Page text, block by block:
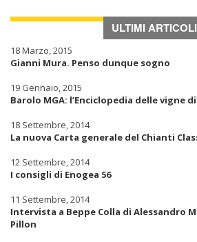
ULTIMI ARTICOLI
18 Marzo, 2015
Gianni Mura. Penso dunque sogno
19 Gennaio, 2015
Barolo MGA: l’Enciclopedia delle vigne
18 Settembre, 2014
La nuova Carta generale del Chianti
12 Settembre, 2014
I consigli di Enogea 56
11 Settembre, 2014
Intervista a Beppe Colla di Alessandro
Pillon